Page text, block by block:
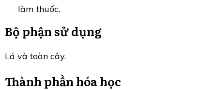
làm thuốc.
Bộ phận sử dụng
Lá và toàn cây.
Thành phần hóa học